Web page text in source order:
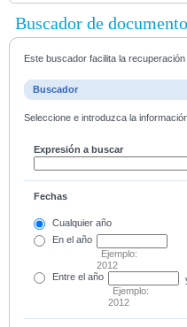
Buscador de
Este buscador facilita la
Buscador
Seleccione e introduzca la
Expresión a buscar
Fechas
Cualquier año
En el año
Ejemplo:
2012
Entre el año
Ejemplo:
2012